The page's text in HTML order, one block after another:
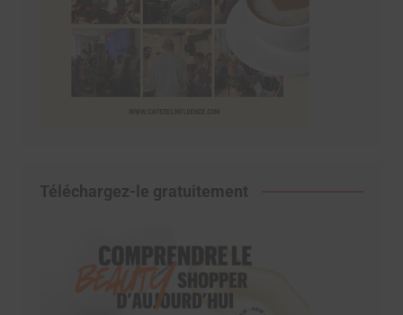
Téléchargez-le gratuitement